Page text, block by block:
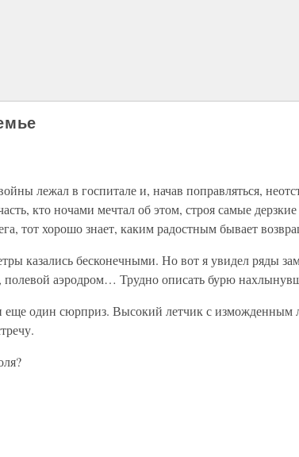
лежал в госпитале и, начав поправляться,
кто ночами мечтал об этом, строя самые
тот хорошо знает, каким радостным бывает
казались бесконечными. Но вот я увидел ряды
полевой аэродром… Трудно описать бурю
еще один сюрприз. Высокий летчик с изможденным